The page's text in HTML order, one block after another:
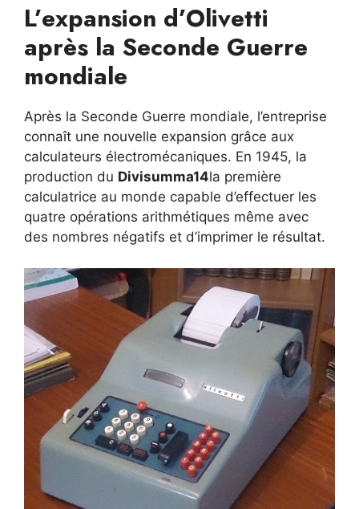
L’expansion d’Olivetti
après la Seconde Guerre
mondiale
Après la Seconde Guerre mondiale, l’entreprise
connaît une nouvelle expansion grâce aux
calculateurs électromécaniques. En 1945, la
production du Divisumma14la première
calculatrice au monde capable d’effectuer les
quatre opérations arithmétiques même avec
des nombres négatifs et d’imprimer le résultat.